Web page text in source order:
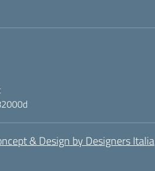
& Design by Designers Italia